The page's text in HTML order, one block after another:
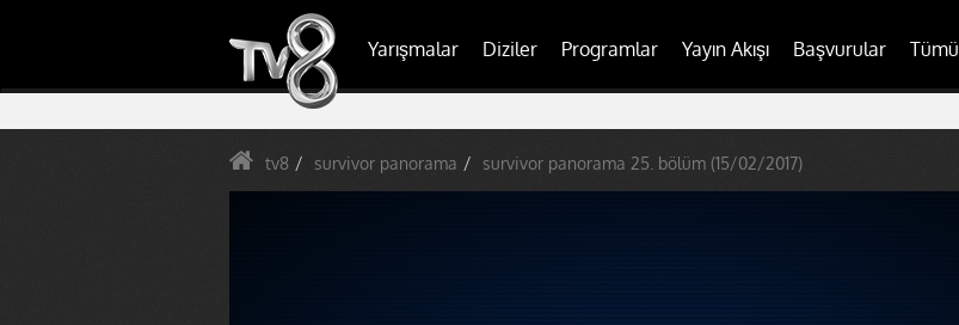
Yarışmalar Diziler Programlar Yayın Akışı Başvurular Tümü
tv8 survivor panorama survivor panorama 25. bölüm (15/02/2017)